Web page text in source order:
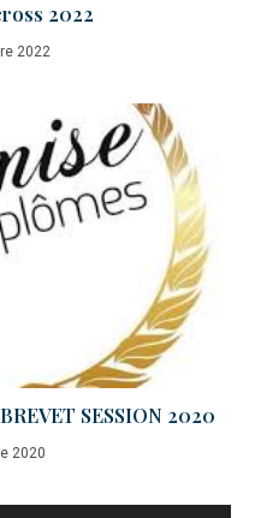
2022
2022
SESSION 2020
2020